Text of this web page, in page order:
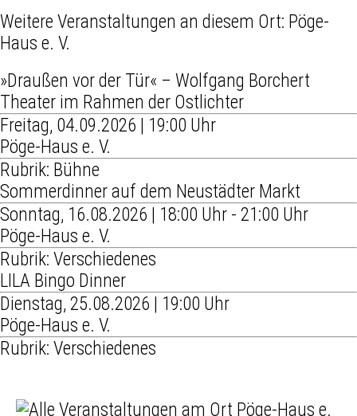
Weitere Veranstaltungen an diesem Ort: Pöge-
Haus e. V.
»Draußen vor der Tür« – Wolfgang Borchert
Theater im Rahmen der Ostlichter
Freitag, 04.09.2026 | 19:00 Uhr
Pöge-Haus e. V.
Rubrik: Bühne
Sommerdinner auf dem Neustädter Markt
Sonntag, 16.08.2026 | 18:00 Uhr - 21:00 Uhr
Pöge-Haus e. V.
Rubrik: Verschiedenes
LILA Bingo Dinner
Dienstag, 25.08.2026 | 19:00 Uhr
Pöge-Haus e. V.
Rubrik: Verschiedenes